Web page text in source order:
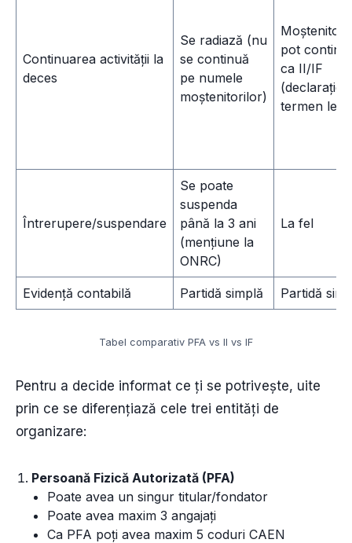
Continuarea activității la
deces
Se radiază (nu
se continuă
pe numele
moștenitorilor)
Moștenitorii
pot
ca II/IF
(declarație
termen
Întrerupere/suspendare
Se poate
suspenda
până la 3 ani
(mențiune la
ONRC)
La fel
Evidență contabilă Partidă simplă Partidă
Tabel comparativ PFA vs II vs IF
Pentru a decide informat ce ți se potrivește, uite
prin ce se diferențiază cele trei entități de
organizare:
Persoană Fizică Autorizată (PFA)
Poate avea un singur titular/fondator
Poate avea maxim 3 angajați
Ca PFA poți avea maxim 5 coduri CAEN